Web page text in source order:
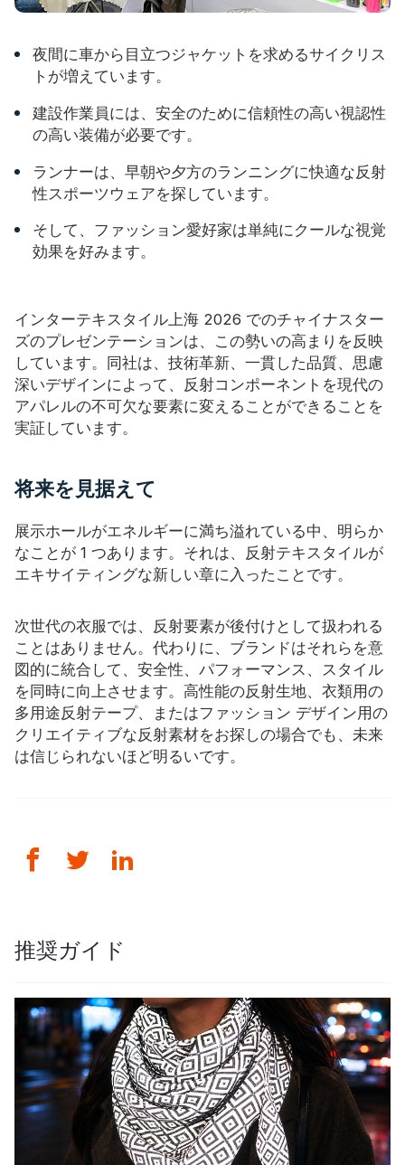
夜間に車から目立つジャケットを求めるサイクリス
トが増えています。
建設作業員には、安全のために信頼性の高い視認性
の高い装備が必要です。
ランナーは、早朝や夕方のランニングに快適な反射
性スポーツウェアを探しています。
そして、ファッション愛好家は単純にクールな視覚
効果を好みます。
インターテキスタイル上海 2026 でのチャイナスター
ズのプレゼンテーションは、この勢いの高まりを反映
しています。同社は、技術革新、一貫した品質、思慮
深いデザインによって、反射コンポーネントを現代の
アパレルの不可欠な要素に変えることができることを
実証しています。
将来を見据えて
展示ホールがエネルギーに満ち溢れている中、明らか
なことが 1 つあります。それは、反射テキスタイルが
エキサイティングな新しい章に入ったことです。
次世代の衣服では、反射要素が後付けとして扱われる
ことはありません。代わりに、ブランドはそれらを意
図的に統合して、安全性、パフォーマンス、スタイル
を同時に向上させます。高性能の反射生地、衣類用の
多用途反射テープ、またはファッション デザイン用の
クリエイティブな反射素材をお探しの場合でも、未来
は信じられないほど明るいです。
推奨ガイド